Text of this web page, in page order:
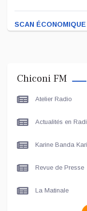
SCAN ÉCONOMIQUE
L'Association Zé
Communes
Le grand entretien
Chiconi FM
Atelier Radio
Actualités en
Karine Banda
Revue de Presse
La Matinale